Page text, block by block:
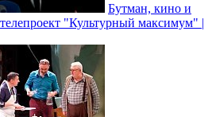
Бутман, кино и
телепроект "Культурный максимум" |